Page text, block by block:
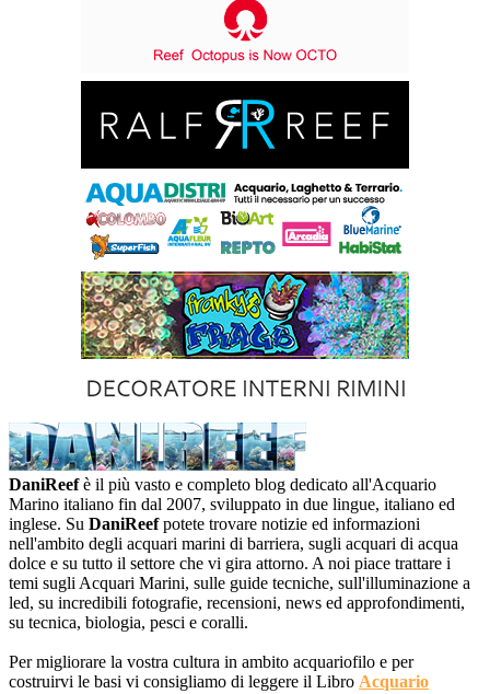
DaniReefè il più vasto e completo blog dedicato all'Acquario
Marino italiano fin dal 2007, sviluppato in due lingue, italiano ed
inglese. Su DaniReefpotete trovare notizie ed informazioni
nell'ambito degli acquari marini di barriera, sugli acquari di acqua
dolce e su tutto il settore che vi gira attorno. A noi piace trattare i
temi sugli Acquari Marini, sulle guide tecniche, sull'illuminazione a
led, su incredibili fotografie, recensioni, news ed approfondimenti,
su tecnica, biologia, pesci e coralli.
Per migliorare la vostra cultura in ambito acquariofilo e per
costruirvi le basi vi consigliamo di leggere il Libro Acquario